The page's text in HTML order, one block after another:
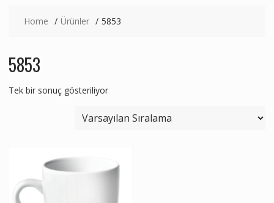
Home Ürünler 5853
5853
Tek bir sonuç gösteriliyor